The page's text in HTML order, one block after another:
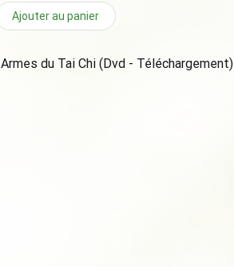
Ajouter au panier
Armes du Tai Chi (Dvd - Téléchargement)